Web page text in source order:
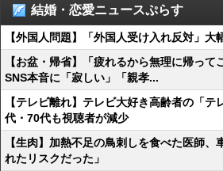
結婚・恋愛ニュースぷらす
【外国人問題】「外国人受け入れ反対」
【お盆・帰省】「疲れるから無理に帰っ
SNS本音に「寂しい」「親孝...
【テレビ離れ】テレビ大好き高齢者の「
代・70代も視聴者が減少
【生肉】加熱不足の鳥刺しを食べた医師
れたリスクだった」